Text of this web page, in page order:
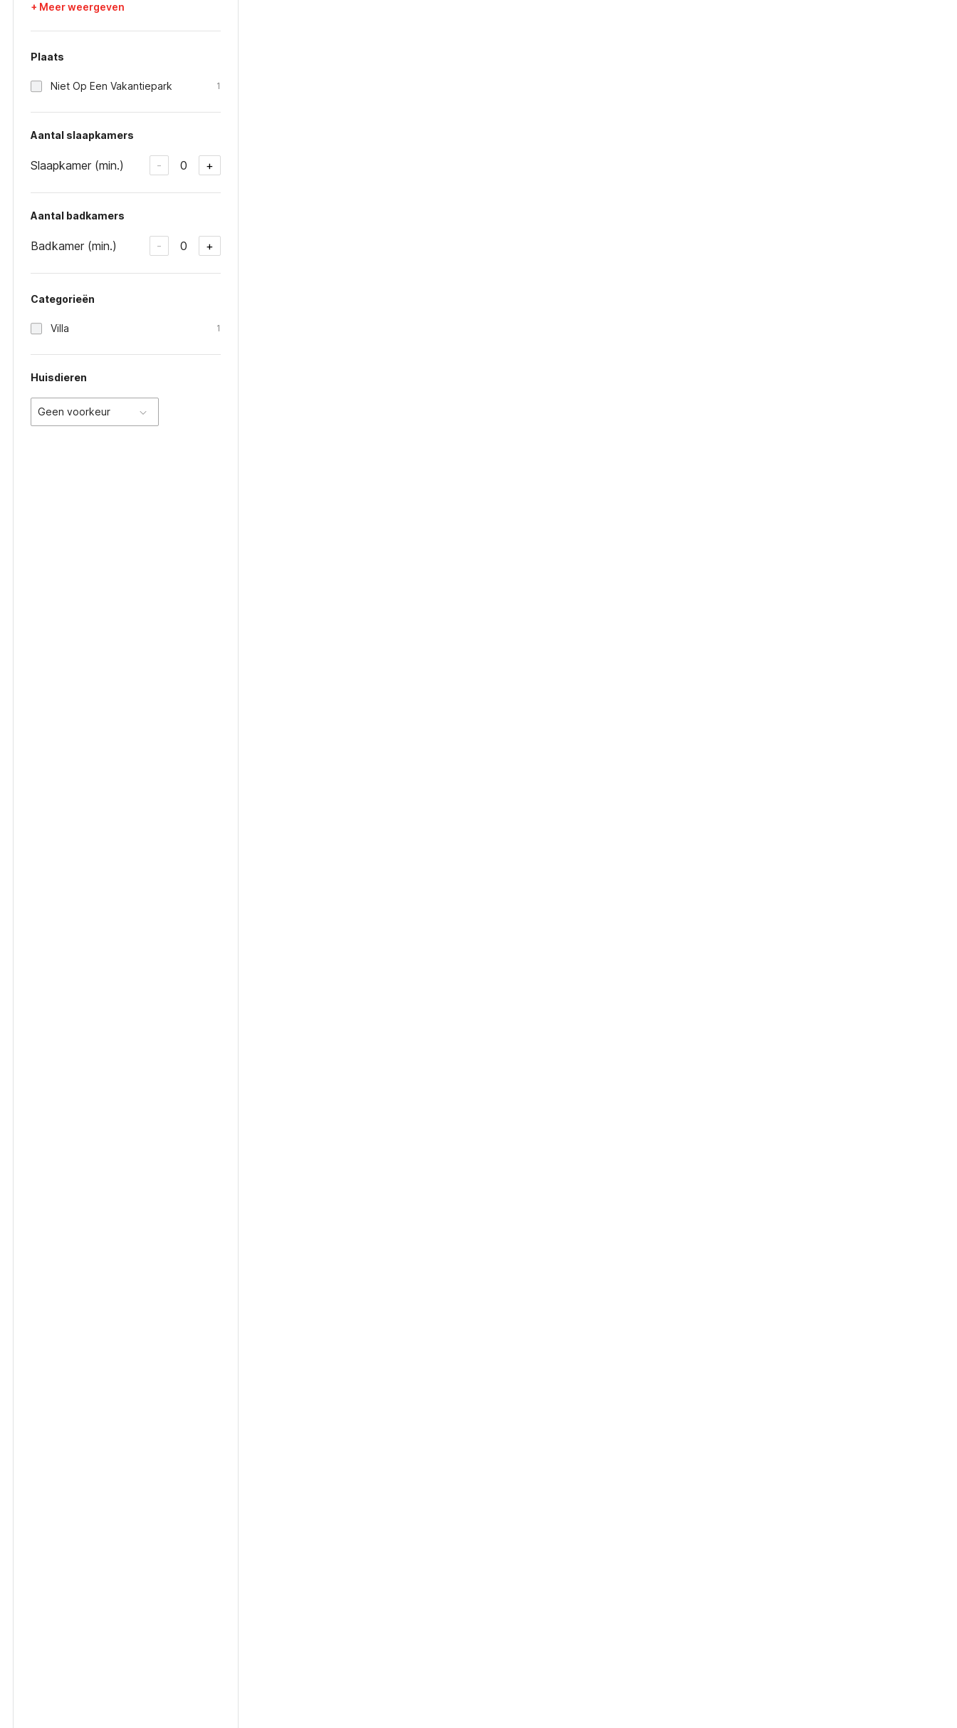
+ Meer weergeven
Plaats
Niet Op Een Vakantiepark 1
Aantal slaapkamers
Slaapkamer (min.) - 0 +
Aantal badkamers
Badkamer (min.) - 0 +
Categorieën
Villa 1
Huisdieren
Geen voorkeur